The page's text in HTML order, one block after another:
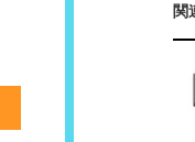
関